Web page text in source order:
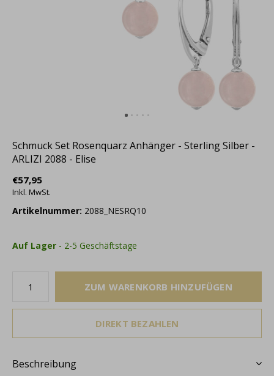
Schmuck Set Rosenquarz Anhänger - Sterling Silber -
ARLIZI 2088 - Elise
€57,95
Inkl. MwSt.
Artikelnummer: 2088_NESRQ10
Auf Lager - 2-5 Geschäftstage
ZUM WARENKORB HINZUFÜGEN
DIREKT BEZAHLEN
Beschreibung